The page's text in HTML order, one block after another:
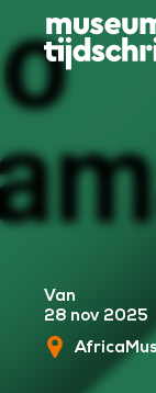
k
p
o
c
o
Van
28 nov 2025